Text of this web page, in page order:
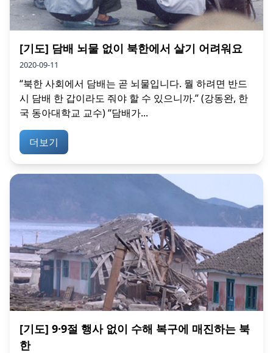
[기도] 담배 뇌물 없이 북한에서 살기 어려워요
2020-09-11
“북한 사회에서 담배는 곧 뇌물입니다. 뭘 하려면 반드
시 담배 한 갑이라도 줘야 할 수 있으니까.” (강동완, 한
국 동아대학교 교수) “담배가...
더보기
[기도] 9·9절 행사 없이 수해 복구에 매진하는 북
한